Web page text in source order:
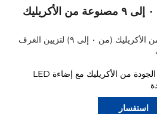
أرقام LED نيون مخصصة من الأكريليك (من ٠ إلى ٩) لتزيين الغرف
لوحة إعلانية مخصصة عالية الجودة من الأكريليك مع إضاءة LED
استفسار